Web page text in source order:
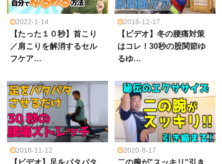
2022-1-14
【たった１０秒】首こり
／肩こりを解消するセル
フケア…
2018-12-17
【ビデオ】冬の腰痛対策
はコレ！30秒の股関節ゆ
るゆ…
2018-11-12 2020-8-17